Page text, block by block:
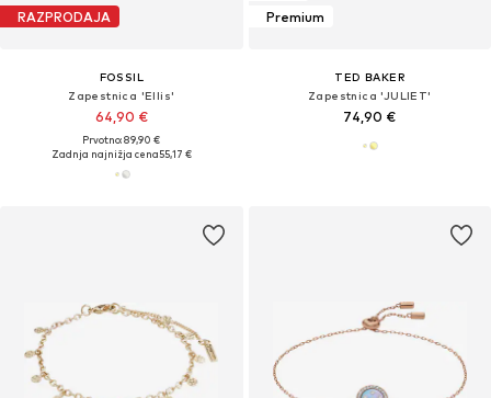
RAZPRODAJA
FOSSIL
Zapestnica 'Ellis'
64,90 €
Prvotno: 89,90 €
Zadnja najnižja cena55,17 €
Premium
TED BAKER
Zapestnica 'JULIET'
74,90 €